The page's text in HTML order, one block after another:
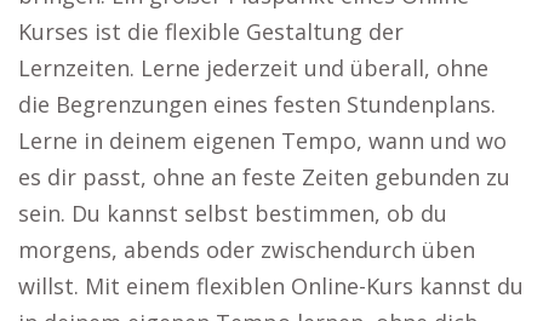
Kurses ist die flexible Gestaltung der
Lernzeiten. Lerne jederzeit und überall, ohne
die Begrenzungen eines festen Stundenplans.
Lerne in deinem eigenen Tempo, wann und wo
es dir passt, ohne an feste Zeiten gebunden zu
sein. Du kannst selbst bestimmen, ob du
morgens, abends oder zwischendurch üben
willst. Mit einem flexiblen Online-Kurs kannst du